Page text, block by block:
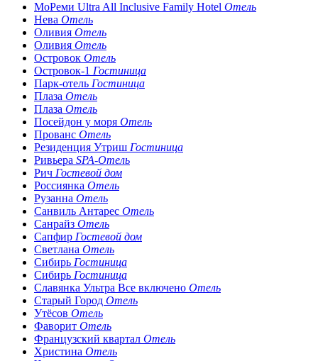
МоРеми Ultra All Inclusive Family Hotel Отель
Нева Отель
Оливия Отель
Оливия Отель
Островок Отель
Островок-1 Гостиница
Парк-отель Гостиница
Плаза Отель
Плаза Отель
Посейдон у моря Отель
Прованс Отель
Резиденция Утриш Гостиница
Ривьера SPA-Отель
Рич Гостевой дом
Россиянка Отель
Рузанна Отель
Санвиль Антарес Отель
Санрайз Отель
Сапфир Гостевой дом
Светлана Отель
Сибирь Гостиница
Сибирь Гостиница
Славянка Ультра Все включено Отель
Старый Город Отель
Утёсов Отель
Фаворит Отель
Французский квартал Отель
Христина Отель